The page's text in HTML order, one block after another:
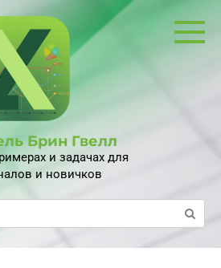
Брин Гвелл
и задачах для
и новичков